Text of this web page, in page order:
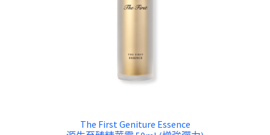
The First Geniture Essence